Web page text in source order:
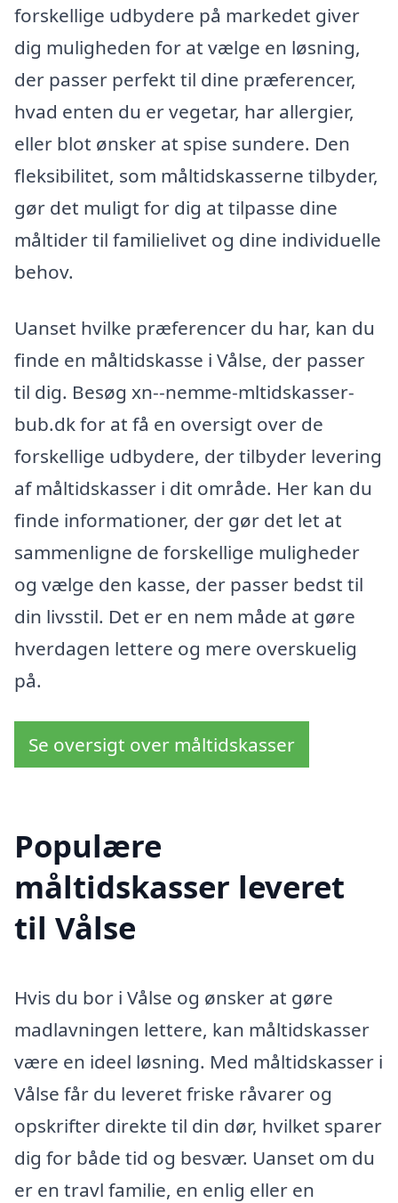
forskellige udbydere på markedet giver
dig muligheden for at vælge en løsning,
der passer perfekt til dine præferencer,
hvad enten du er vegetar, har allergier,
eller blot ønsker at spise sundere. Den
fleksibilitet, som måltidskasserne tilbyder,
gør det muligt for dig at tilpasse dine
måltider til familielivet og dine individuelle
behov.
Uanset hvilke præferencer du har, kan du
finde en måltidskasse i Vålse, der passer
til dig. Besøg xn--nemme-mltidskasser-
bub.dk for at få en oversigt over de
forskellige udbydere, der tilbyder levering
af måltidskasser i dit område. Her kan du
finde informationer, der gør det let at
sammenligne de forskellige muligheder
og vælge den kasse, der passer bedst til
din livsstil. Det er en nem måde at gøre
hverdagen lettere og mere overskuelig
på.
Se oversigt over måltidskasser
Populære
måltidskasser leveret
til Vålse
Hvis du bor i Vålse og ønsker at gøre
madlavningen lettere, kan måltidskasser
være en ideel løsning. Med måltidskasser i
Vålse får du leveret friske råvarer og
opskrifter direkte til din dør, hvilket sparer
dig for både tid og besvær. Uanset om du
er en travl familie, en enlig eller en